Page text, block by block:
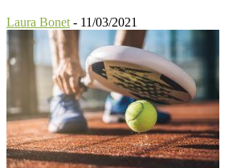
Laura Bonet - 11/03/2021